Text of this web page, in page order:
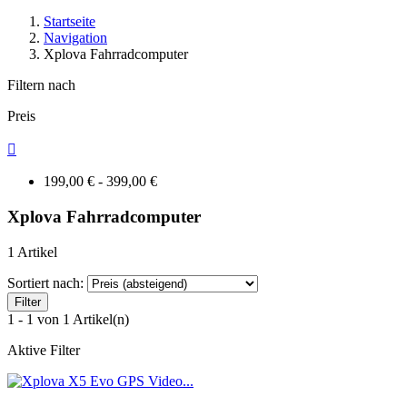
Startseite
Navigation
Xplova Fahrradcomputer
Filtern nach
Preis

199,00 € - 399,00 €
Xplova Fahrradcomputer
1 Artikel
Sortiert nach:
Filter
1 - 1 von 1 Artikel(n)
Aktive Filter